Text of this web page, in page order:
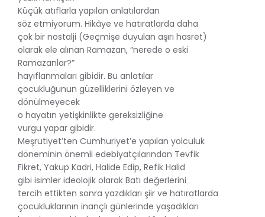
Küçük atıflarla yapılan anlatılardan
söz etmiyorum. Hikâye ve hatıratlarda daha
çok bir nostalji (Geçmişe duyulan aşırı hasret)
olarak ele alınan Ramazan, “nerede o eski
Ramazanlar?”
hayıflanmaları gibidir. Bu anlatılar
çocukluğunun güzelliklerini özleyen ve
dönülmeyecek
o hayatın yetişkinlikte gereksizliğine
vurgu yapar gibidir.
Meşrutiyet’ten Cumhuriyet’e yapılan yolculuk
döneminin önemli edebiyatçılarından Tevfik
Fikret, Yakup Kadri, Halide Edip, Refik Halid
gibi isimler ideolojik olarak Batı değerlerini
tercih ettikten sonra yazdıkları şiir ve hatıratlarda
çocukluklarının inançlı günlerinde yaşadıkları